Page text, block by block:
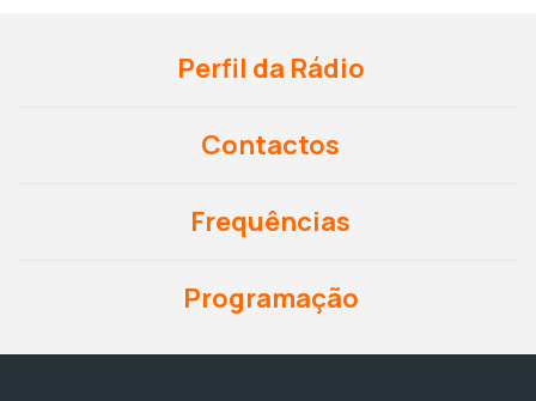
Perfil da Rádio
Contactos
Frequências
Programação